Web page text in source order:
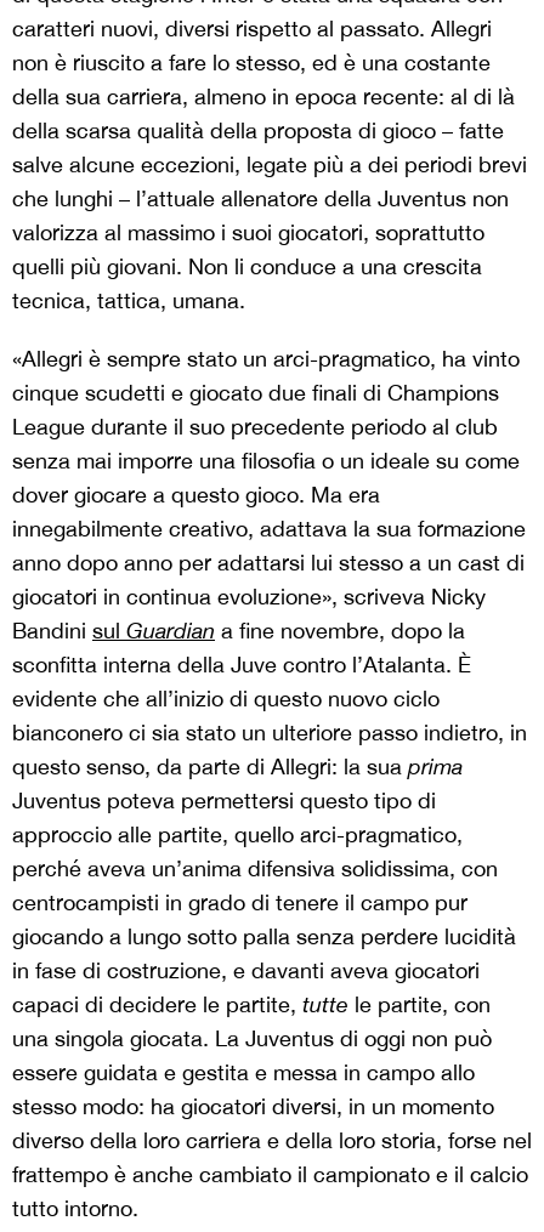
caratteri nuovi, diversi rispetto al passato. Allegri
non è riuscito a fare lo stesso, ed è una costante
della sua carriera, almeno in epoca recente: al di là
della scarsa qualità della proposta di gioco – fatte
salve alcune eccezioni, legate più a dei periodi brevi
che lunghi – l’attuale allenatore della Juventus non
valorizza al massimo i suoi giocatori, soprattutto
quelli più giovani. Non li conduce a una crescita
tecnica, tattica, umana.
«Allegri è sempre stato un arci-pragmatico, ha vinto
cinque scudetti e giocato due finali di Champions
League durante il suo precedente periodo al club
senza mai imporre una filosofia o un ideale su come
dover giocare a questo gioco. Ma era
innegabilmente creativo, adattava la sua formazione
anno dopo anno per adattarsi lui stesso a un cast di
giocatori in continua evoluzione», scriveva Nicky
Bandini sul Guardian a fine novembre, dopo la
sconfitta interna della Juve contro l’Atalanta. È
evidente che all’inizio di questo nuovo ciclo
bianconero ci sia stato un ulteriore passo indietro, in
questo senso, da parte di Allegri: la sua prima
Juventus poteva permettersi questo tipo di
approccio alle partite, quello arci-pragmatico,
perché aveva un’anima difensiva solidissima, con
centrocampisti in grado di tenere il campo pur
giocando a lungo sotto palla senza perdere lucidità
in fase di costruzione, e davanti aveva giocatori
capaci di decidere le partite, tutte le partite, con
una singola giocata. La Juventus di oggi non può
essere guidata e gestita e messa in campo allo
stesso modo: ha giocatori diversi, in un momento
diverso della loro carriera e della loro storia, forse nel
frattempo è anche cambiato il campionato e il calcio
tutto intorno.